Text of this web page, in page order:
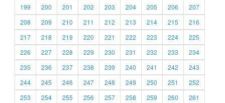
199
200 201 202 203 204 205 206
207
208
209 210 211 212 213 214 215
216
217
218 219 220 221 222 223 224
225
226
227 228 229 230 231 232 233
234
235
236 237 238 239 240 241 242
243
244
245 246 247 248 249 250 251
252
253
254 255 256 257 258 259 260 261